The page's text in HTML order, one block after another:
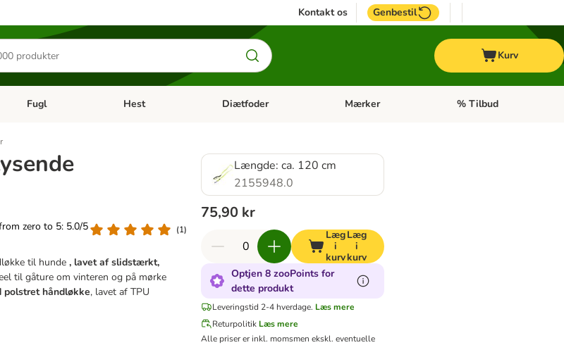
Kontakt os Genbestil
Kurv
Gnaver
Åben kategori menu: Fisk
Fugl Åben kategori menu: Fugl
Hest Åben kategori menu: Hest
Diætfoder Åben kategori menu: Diætfoder
Mærker Åben kategori menu:
% Tilbud
zero to 5: 5.0/5
(1)
til hunde, lavet af slidstærkt,
til gåture om vinteren og på mørke
polstret håndløkke, lavet af TPU
Længde: ca. 120 cm
2155948.0
75,90 kr
Læg
i
kurv
Læg
i
kurv
Optjen 8 zooPoints for
dette produkt
Leveringstid 2-4 hverdage. Læs mere
Returpolitik Læs mere
Alle priser er inkl. momsmen ekskl. eventuelle